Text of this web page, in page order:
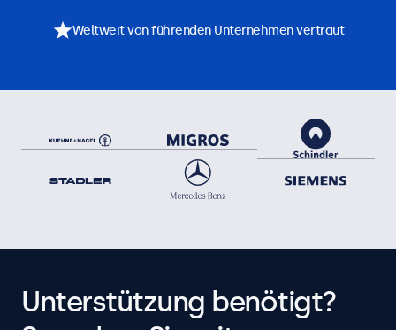
Weltweit von führenden Unternehmen vertraut
Unterstützung benötigt?